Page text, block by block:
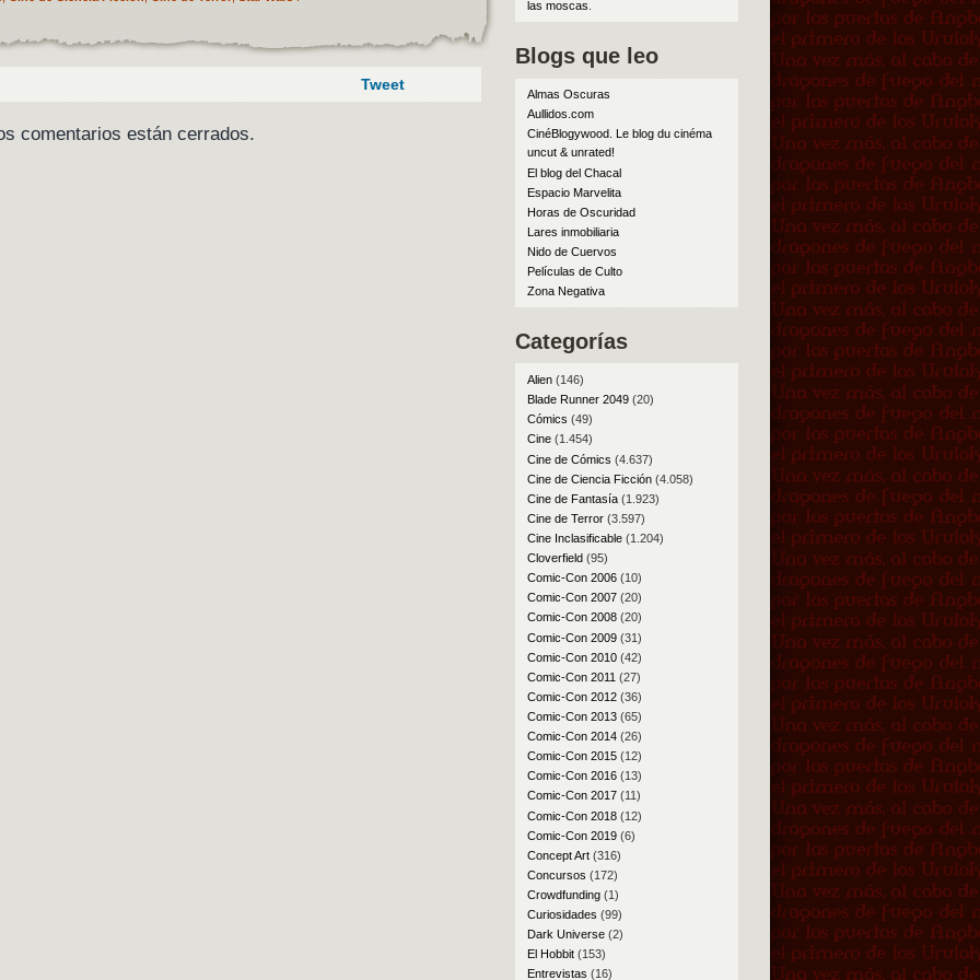
Tweet
comentarios están cerrados.
las moscas
Blogs que leo
Almas Oscuras
Aullidos.com
CinéBlogywood. Le blog du cinéma
uncut & unrated!
El blog del Chacal
Espacio Marvelita
Horas de Oscuridad
Lares inmobiliaria
Nido de Cuervos
Películas de Culto
Zona Negativa
Categorías
Alien(146)
Blade Runner 2049(20)
Cómics (49)
Cine(1.454)
Cine de Cómics (4.637)
Cine de Ciencia Ficción(4.058)
Cine de Fantasía(1.923)
Cine de Terror(3.597)
Cine Inclasificable(1.204)
Cloverfield(95)
Comic-Con 2006(10)
Comic-Con 2007(20)
Comic-Con 2008(20)
Comic-Con 2009(31)
Comic-Con 2010(42)
Comic-Con 2011 (27)
Comic-Con 2012(36)
Comic-Con 2013(65)
Comic-Con 2014(26)
Comic-Con 2015(12)
Comic-Con 2016(13)
Comic-Con 2017(11)
Comic-Con 2018(12)
Comic-Con 2019(6)
Concept Art(316)
Concursos (172)
Crowdfunding(1)
Curiosidades (99)
Dark Universe(2)
El Hobbit(153)
Entrevistas (16)